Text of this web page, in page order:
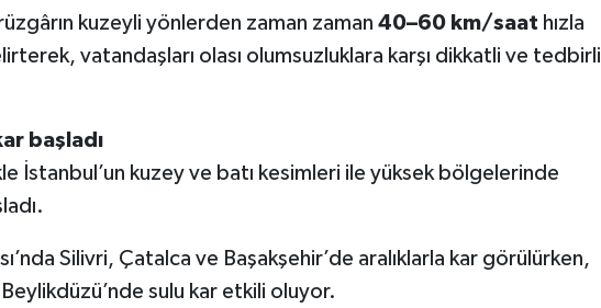
kuzeyli yönlerden zaman zaman 40–60 km/saat hızla
vatandaşları olası olumsuzluklara karşı dikkatli ve tedbirli
başladı
İstanbul’un kuzey ve batı kesimleri ile yüksek bölgelerinde
Silivri, Çatalca ve Başakşehir’de aralıklarla kar görülürken,
sulu kar etkili oluyor.